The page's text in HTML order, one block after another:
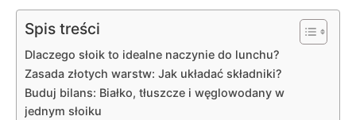
Spis treści
Dlaczego słoik to idealne naczynie do lunchu?
Zasada złotych warstw: Jak układać składniki?
Buduj bilans: Białko, tłuszcze i węglowodany w
jednym słoiku